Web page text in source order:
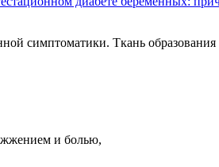
симптоматики. Ткань
жжением и болью,